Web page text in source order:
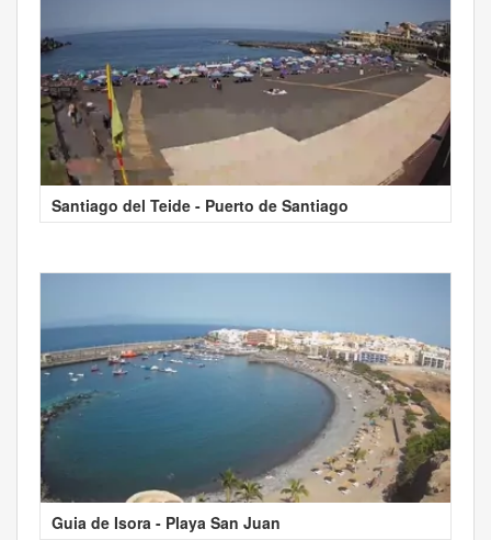
Santiago del Teide - Puerto de Santiago
Guia de Isora - Playa San Juan